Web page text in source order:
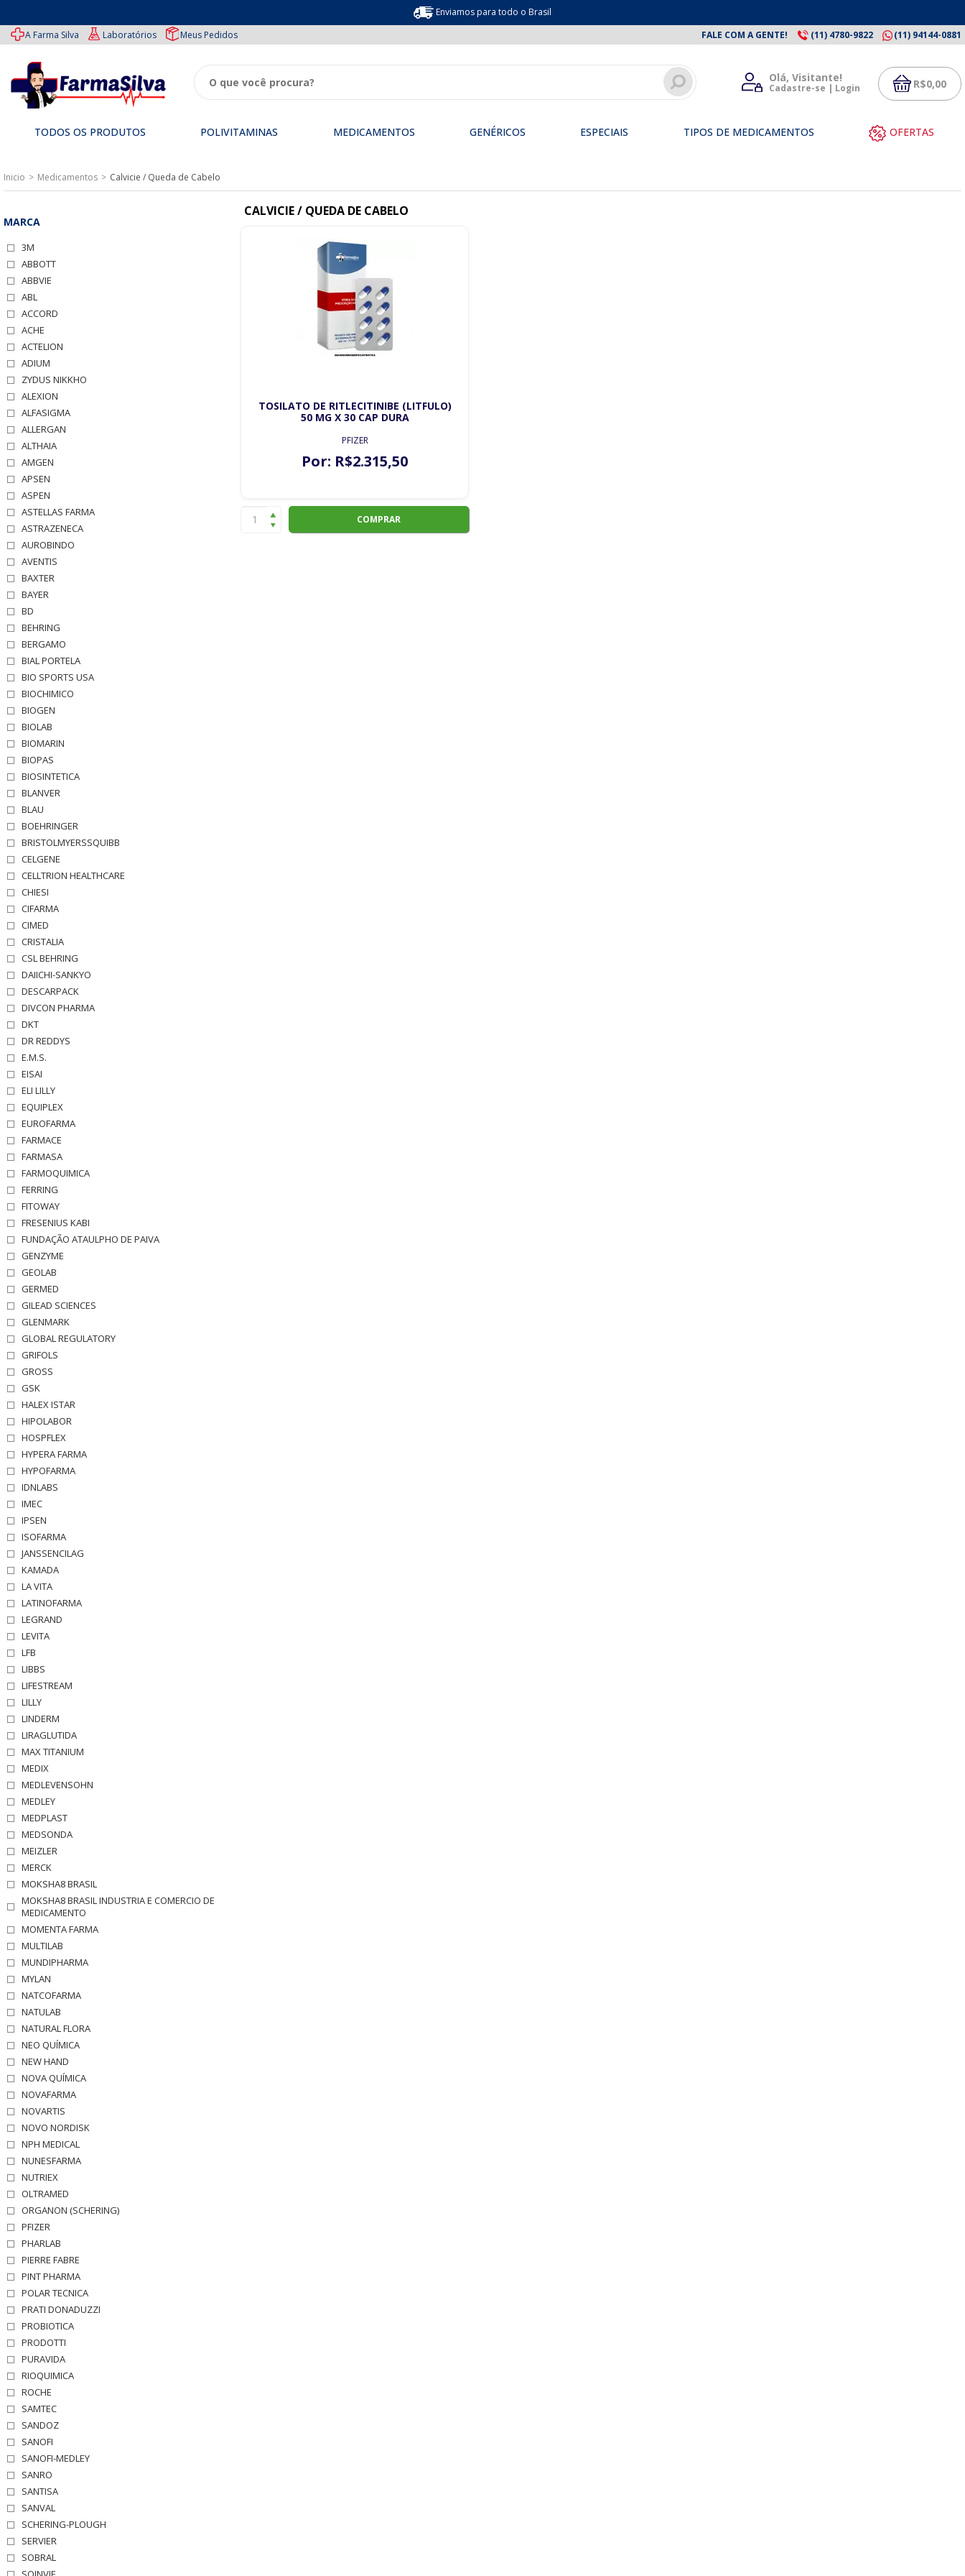
Enviamos para todo o Brasil
FALE COM A GENTE!
(11) 4780-9822 (11) 94144-0881
A Farma Silva Laboratórios Meus Pedidos
Olá, Visitante!
Cadastre-se | Login R$0,00
OS
PRODUTOS
Polivitaminas
Genéricos
Tipos
Medicamentos
Beleza
Performance
TODOS OS PRODUTOS POLIVITAMINAS MEDICAMENTOS GENÉRICOS ESPECIAIS TIPOS DE MEDICAMENTOS OFERTAS
Inicio Medicamentos Calvicie / Queda de Cabelo
MARCA
3M
ABBOTT
ABBVIE
ABL
ACCORD
ACHE
ACTELION
ADIUM
ZYDUS NIKKHO
ALEXION
ALFASIGMA
ALLERGAN
ALTHAIA
AMGEN
APSEN
ASPEN
ASTELLAS FARMA
ASTRAZENECA
AUROBINDO
AVENTIS
BAXTER
BAYER
BD
BEHRING
BERGAMO
BIAL PORTELA
BIO SPORTS USA
BIOCHIMICO
BIOGEN
BIOLAB
BIOMARIN
BIOPAS
BIOSINTETICA
BLANVER
BLAU
BOEHRINGER
BRISTOLMYERSSQUIBB
CELGENE
CELLTRION HEALTHCARE
CHIESI
CIFARMA
CIMED
CRISTALIA
CSL BEHRING
DAIICHI-SANKYO
DESCARPACK
DIVCON PHARMA
DKT
DR REDDYS
E.M.S.
EISAI
ELI LILLY
EQUIPLEX
EUROFARMA
FARMACE
FARMASA
FARMOQUIMICA
FERRING
FITOWAY
FRESENIUS KABI
FUNDAÇÃO ATAULPHO DE PAIVA
GENZYME
GEOLAB
GERMED
GILEAD SCIENCES
GLENMARK
GLOBAL REGULATORY
GRIFOLS
GROSS
GSK
HALEX ISTAR
HIPOLABOR
HOSPFLEX
HYPERA FARMA
HYPOFARMA
IDNLABS
IMEC
IPSEN
ISOFARMA
JANSSENCILAG
KAMADA
LA VITA
LATINOFARMA
LEGRAND
LEVITA
LFB
LIBBS
LIFESTREAM
LILLY
LINDERM
LIRAGLUTIDA
MAX TITANIUM
MEDIX
MEDLEVENSOHN
MEDLEY
MEDPLAST
MEDSONDA
MEIZLER
MERCK
MOKSHA8 BRASIL
MOKSHA8 BRASIL INDUSTRIA E COMERCIO DE
MEDICAMENTO
MOMENTA FARMA
MULTILAB
MUNDIPHARMA
MYLAN
NATCOFARMA
NATULAB
NATURAL FLORA
NEO QUÍMICA
NEW HAND
NOVA QUÍMICA
NOVAFARMA
NOVARTIS
NOVO NORDISK
NPH MEDICAL
NUNESFARMA
NUTRIEX
OLTRAMED
ORGANON (SCHERING)
PFIZER
PHARLAB
PIERRE FABRE
PINT PHARMA
POLAR TECNICA
PRATI DONADUZZI
PROBIOTICA
PRODOTTI
PURAVIDA
RIOQUIMICA
ROCHE
SAMTEC
SANDOZ
SANOFI
SANOFI-MEDLEY
SANRO
SANTISA
SANVAL
SCHERING-PLOUGH
SERVIER
SOBRAL
CALVICIE / QUEDA DE CABELO
TOSILATO DE RITLECITINIBE (LITFULO)
50 MG X 30 CAP DURA
PFIZER
Por: R$2.315,50
COMPRAR